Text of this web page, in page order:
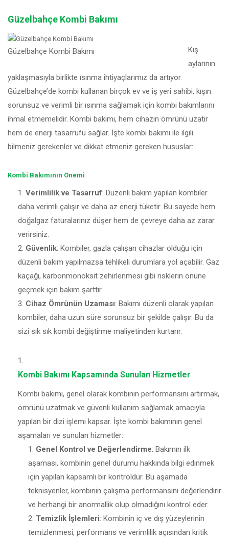
Güzelbahçe Kombi Bakımı
Güzelbahçe Kombi Bakımı
Kış
aylarının
yaklaşmasıyla birlikte ısınma ihtiyaçlarımız da artıyor.
Güzelbahçe’de kombi kullanan birçok ev ve iş yeri sahibi, kışın
sorunsuz ve verimli bir ısınma sağlamak için kombi bakımlarını
ihmal etmemelidir. Kombi bakımı, hem cihazın ömrünü uzatır
hem de enerji tasarrufu sağlar. İşte kombi bakımı ile ilgili
bilmeniz gerekenler ve dikkat etmeniz gereken hususlar:
Kombi Bakımının Önemi
Verimlilik ve Tasarruf: Düzenli bakım yapılan kombiler
daha verimli çalışır ve daha az enerji tüketir. Bu sayede hem
doğalgaz faturalarınız düşer hem de çevreye daha az zarar
verirsiniz.
Güvenlik: Kombiler, gazla çalışan cihazlar olduğu için
düzenli bakım yapılmazsa tehlikeli durumlara yol açabilir. Gaz
kaçağı, karbonmonoksit zehirlenmesi gibi risklerin önüne
geçmek için bakım şarttır.
Cihaz Ömrünün Uzaması: Bakımı düzenli olarak yapılan
kombiler, daha uzun süre sorunsuz bir şekilde çalışır. Bu da
sizi sık sık kombi değiştirme maliyetinden kurtarır.
Kombi Bakımı Kapsamında Sunulan Hizmetler
Kombi bakımı, genel olarak kombinin performansını artırmak,
ömrünü uzatmak ve güvenli kullanım sağlamak amacıyla
yapılan bir dizi işlemi kapsar. İşte kombi bakımının genel
aşamaları ve sunulan hizmetler:
Genel Kontrol ve Değerlendirme: Bakımın ilk
aşaması, kombinin genel durumu hakkında bilgi edinmek
için yapılan kapsamlı bir kontroldür. Bu aşamada
teknisyenler, kombinin çalışma performansını değerlendirir
ve herhangi bir anormallik olup olmadığını kontrol eder.
Temizlik İşlemleri: Kombinin iç ve dış yüzeylerinin
temizlenmesi, performans ve verimlilik açısından kritik